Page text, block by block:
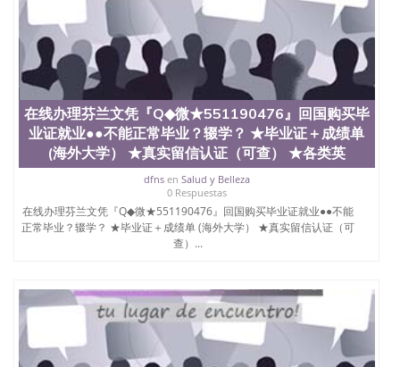
在线办理芬兰文凭『Q◆微★551190476』回国购买毕
业证就业●●不能正常毕业？辍学？ ★毕业证＋成绩单
(海外大学） ★真实留信认证（可查） ★各类英
dfnsen Salud y Belleza
0 Respuestas
在线办理芬兰文凭『Q◆微★551190476』回国购买毕业证就业●●不能
正常毕业？辍学？ ★毕业证＋成绩单 (海外大学） ★真实留信认证（可
查）...